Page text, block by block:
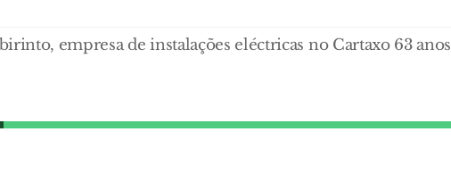
empresa de instalações eléctricas no Cartaxo 63 anos